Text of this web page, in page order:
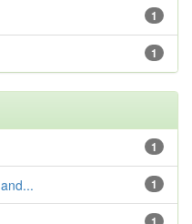
1
1
1
1